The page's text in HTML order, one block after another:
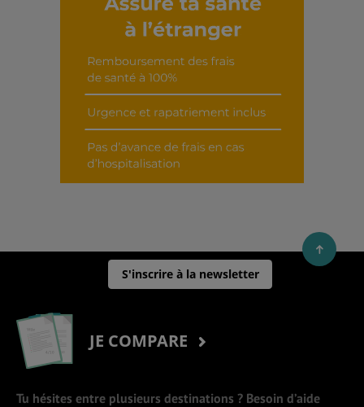
Découvrir cet interview
S'inscrire à la newsletter
JE COMPARE
Tu hésites entre plusieurs destinations ? Besoin d’aide